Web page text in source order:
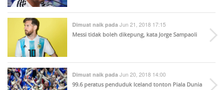
Dimuat naik pada Jun 21, 2018 17:15
Messi tidak boleh dikepung, kata Jorge Sampaoli
Dimuat naik pada Jun 20, 2018 14:00
99.6 peratus penduduk Iceland tonton Piala Dunia